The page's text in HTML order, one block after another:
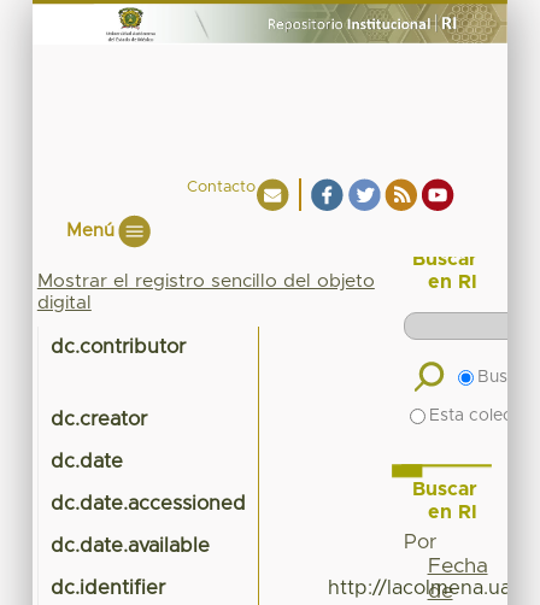
Contacto
Menú
Mostrar el registro sencillo del objeto
digital
dc.contributor
dc.creator
dc.date
dc.date.accessioned
dc.date.available
dc.identifier http://
Buscar
en RI
Buscar
Esta
Buscar
en RI
Por
Fecha
de